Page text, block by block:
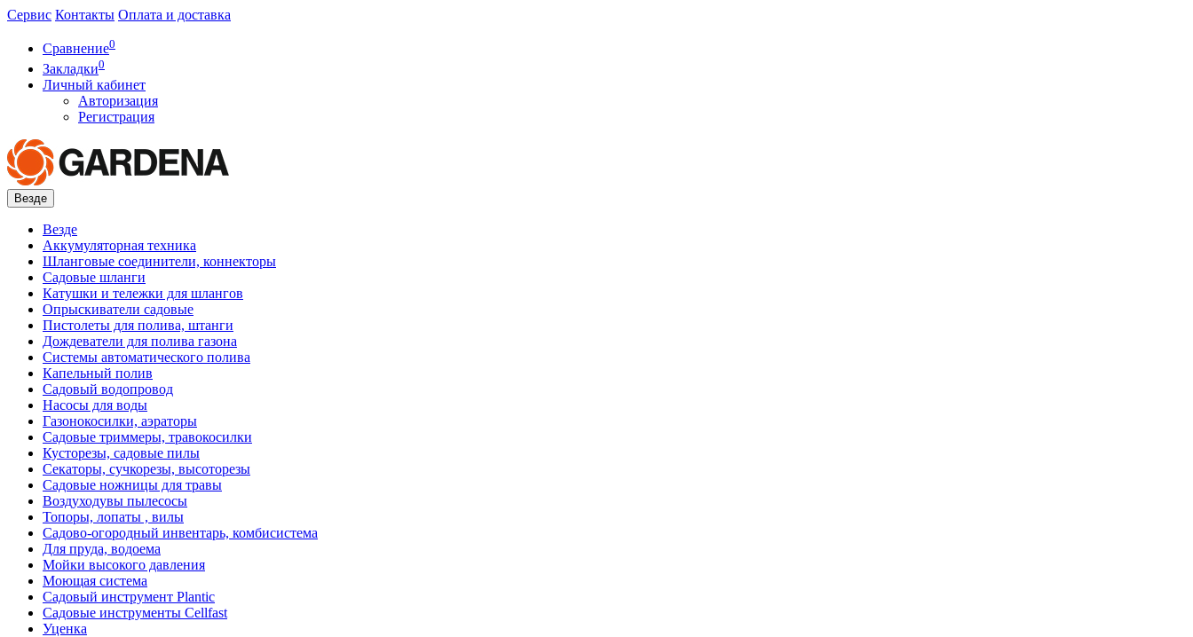
Сервис Контакты Оплата и доставка
Сравнение0
Закладки0
Личный кабинет
Авторизация
Регистрация
Везде
Везде
Аккумуляторная техника
Шланговые соединители, коннекторы
Садовые шланги
Катушки и тележки для шлангов
Опрыскиватели садовые
Пистолеты для полива, штанги
Дождеватели для полива газона
Системы автоматического полива
Капельный полив
Садовый водопровод
Насосы для воды
Газонокосилки, аэраторы
Садовые триммеры, травокосилки
Кусторезы, садовые пилы
Секаторы, сучкорезы, высоторезы
Садовые ножницы для травы
Воздуходувы пылесосы
Топоры, лопаты , вилы
Садово-огородный инвентарь, комбисистема
Для пруда, водоема
Мойки высокого давления
Моющая система
Садовый инструмент Plantic
Садовые инструменты Cellfast
Уценка